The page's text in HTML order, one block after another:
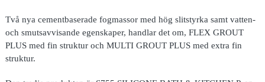
Två nya cementbaserade fogmassor med hög slitstyrka samt vatten-
och smutsavvisande egenskaper, handlar det om, FLEX GROUT
PLUS med fin struktur och MULTI GROUT PLUS med extra fin
struktur.